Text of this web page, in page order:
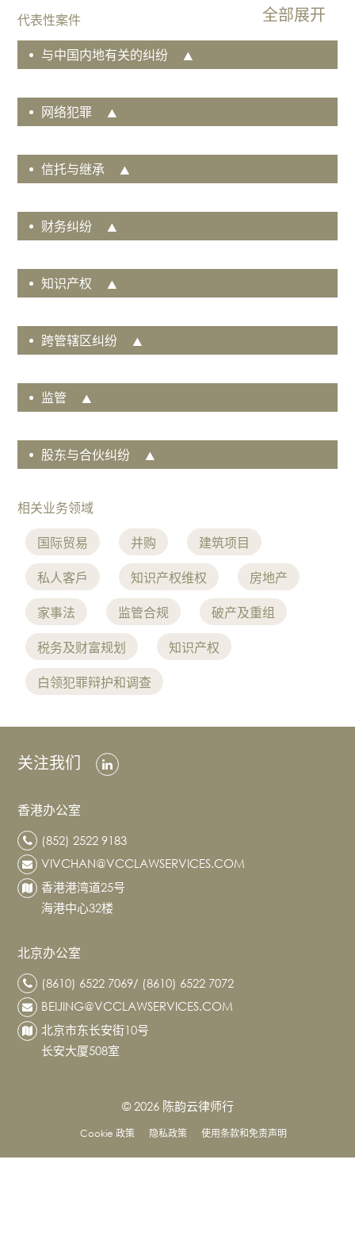
代表性案件
与中国内地有关的纠纷
网络犯罪
信托与继承
财务纠纷
知识产权
跨管辖区纠纷
监管
股东与合伙纠纷
相关业务领域
国际贸易 并购 建筑项目
私人客戶 知识产权维权 房地产
家事法 监管合规 破产及重组
税务及财富规划 知识产权
白领犯罪辩护和调查
关注我们
香港办公室
(852) 2522 9183
VIVCHAN@VCCLAWSERVICES.COM
香港港湾道25号
海港中心32楼
北京办公室
(8610) 6522 7069/ (8610) 6522 7072
BEIJING@VCCLAWSERVICES.COM
北京市东长安街10号
长安大厦508室
© 2026 陈韵云律师行
Cookie 政策 隐私政策 使用条款和免责声明